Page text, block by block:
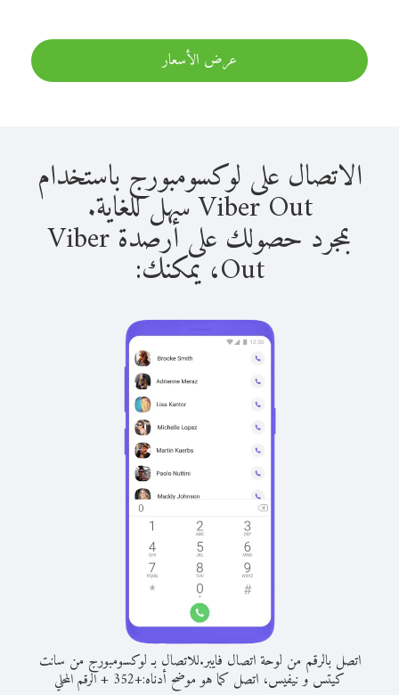
عرض الأسعار
الاتصال على لوكسومبورج باستخدام
Viber Out سهل للغاية.
بمجرد حصولك على أرصدة Viber
Out، يمكنك:
اتصل بالرقم من لوحة اتصال فايبر.للاتصال بـ لوكسومبورج من سانت
كيتس و نيفيس، اتصل كما هو موضح أدناه:+
352
+الرقم المحلي